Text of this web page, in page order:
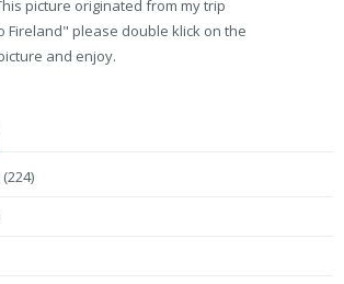
picture originated from my trip
Fireland" please double klick on the
and enjoy.
(224)